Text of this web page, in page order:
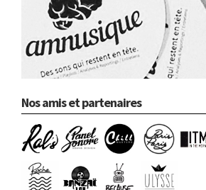
Nos amis et partenaires